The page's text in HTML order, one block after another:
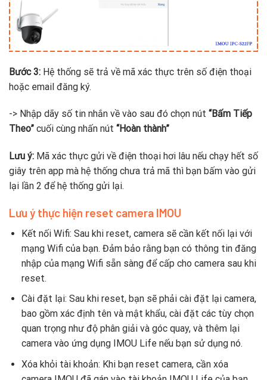
Bước 3: Hệ thống sẽ trả về mã xác thực trên số điện thoại
hoặc email đăng ký.
-> Nhập dãy số tin nhắn về vào sau đó chọn nút “Bấm Tiếp
Theo” cuối cùng nhấn nút “Hoàn thành”
Lưu ý: Mã xác thực gửi về điện thoại hơi lâu nếu chạy hết số
giây trên app mà hệ thống chưa trả mã thì bạn bấm vào gửi
lại lần 2 để hệ thống gửi lại.
Lưu ý thực hiện reset camera IMOU
Kết nối Wifi: Sau khi reset, camera sẽ cần kết nối lại với
mạng Wifi của bạn. Đảm bảo rằng bạn có thông tin đăng
nhập của mạng Wifi sẵn sàng để cấp cho camera sau khi
reset.
Cài đặt lại: Sau khi reset, bạn sẽ phải cài đặt lại camera,
bao gồm xác định tên và mật khẩu, cài đặt các tùy chọn
quan trọng như độ phân giải và góc quay, và thêm lại
camera vào ứng dụng IMOU Life nếu bạn sử dụng nó.
Xóa khỏi tài khoản: Khi bạn reset camera, cần xóa